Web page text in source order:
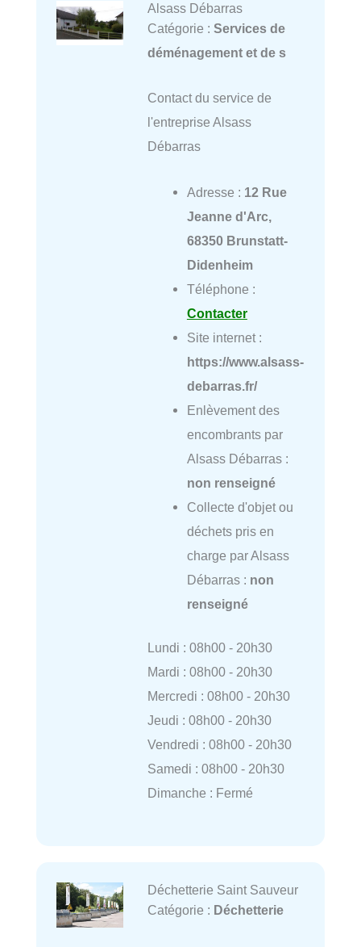
Alsass Débarras
Catégorie : Services de
déménagement et de s
Contact du service de
l'entreprise Alsass
Débarras
Adresse : 12 Rue
Jeanne d'Arc,
68350 Brunstatt-
Didenheim
Téléphone :
Contacter
Site internet :
https://www.alsass-
debarras.fr/
Enlèvement des
encombrants par
Alsass Débarras :
non renseigné
Collecte d'objet ou
déchets pris en
charge par Alsass
Débarras : non
renseigné
Lundi : 08h00 - 20h30
Mardi : 08h00 - 20h30
Mercredi : 08h00 - 20h30
Jeudi : 08h00 - 20h30
Vendredi : 08h00 - 20h30
Samedi : 08h00 - 20h30
Dimanche : Fermé
Déchetterie Saint Sauveur
Catégorie : Déchetterie